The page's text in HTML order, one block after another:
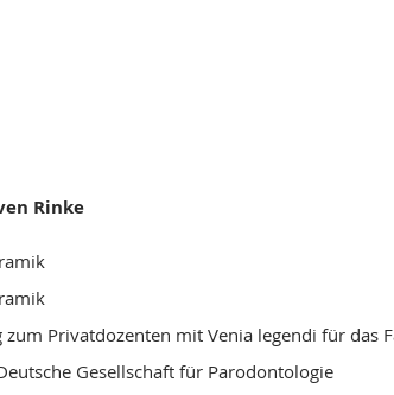
Rinke
Privatdozenten mit Venia legendi für das
Gesellschaft für Parodontologie